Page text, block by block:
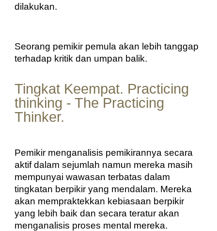
dilakukan.
Seorang pemikir pemula akan lebih tanggap
terhadap kritik dan umpan balik.
Tingkat Keempat. Practicing
thinking - The Practicing
Thinker.
Pemikir menganalisis pemikirannya secara
aktif dalam sejumlah namun mereka masih
mempunyai wawasan terbatas dalam
tingkatan berpikir yang mendalam. Mereka
akan mempraktekkan kebiasaan berpikir
yang lebih baik dan secara teratur akan
menganalisis proses mental mereka.